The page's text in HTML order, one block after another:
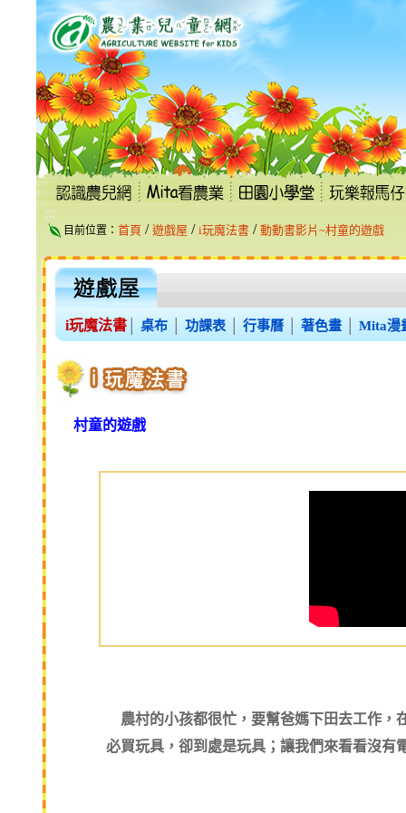
跳
到
主
要
內
容
區
塊
:::
目前位置： 首頁 / 遊戲屋 / i玩魔法書 / 動動書影片~村童的遊戲
i玩魔法書 桌布 功課表 行事曆 著色畫 Mita漫
村童的遊戲
農村的小孩都很忙，要幫爸媽下田去工作，
必買玩具，卻到處是玩具；讓我們來看看沒有